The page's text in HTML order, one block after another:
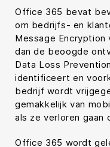
Office 365 bevat
om bedrijfs- en
Message
dan de beoogde
Data Loss
identificeert en
bedrijf wordt
gemakkelijk van
als ze verloren gaan
Office 365 wordt